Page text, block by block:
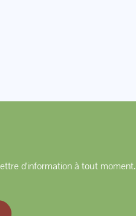
d'information à tout moment.